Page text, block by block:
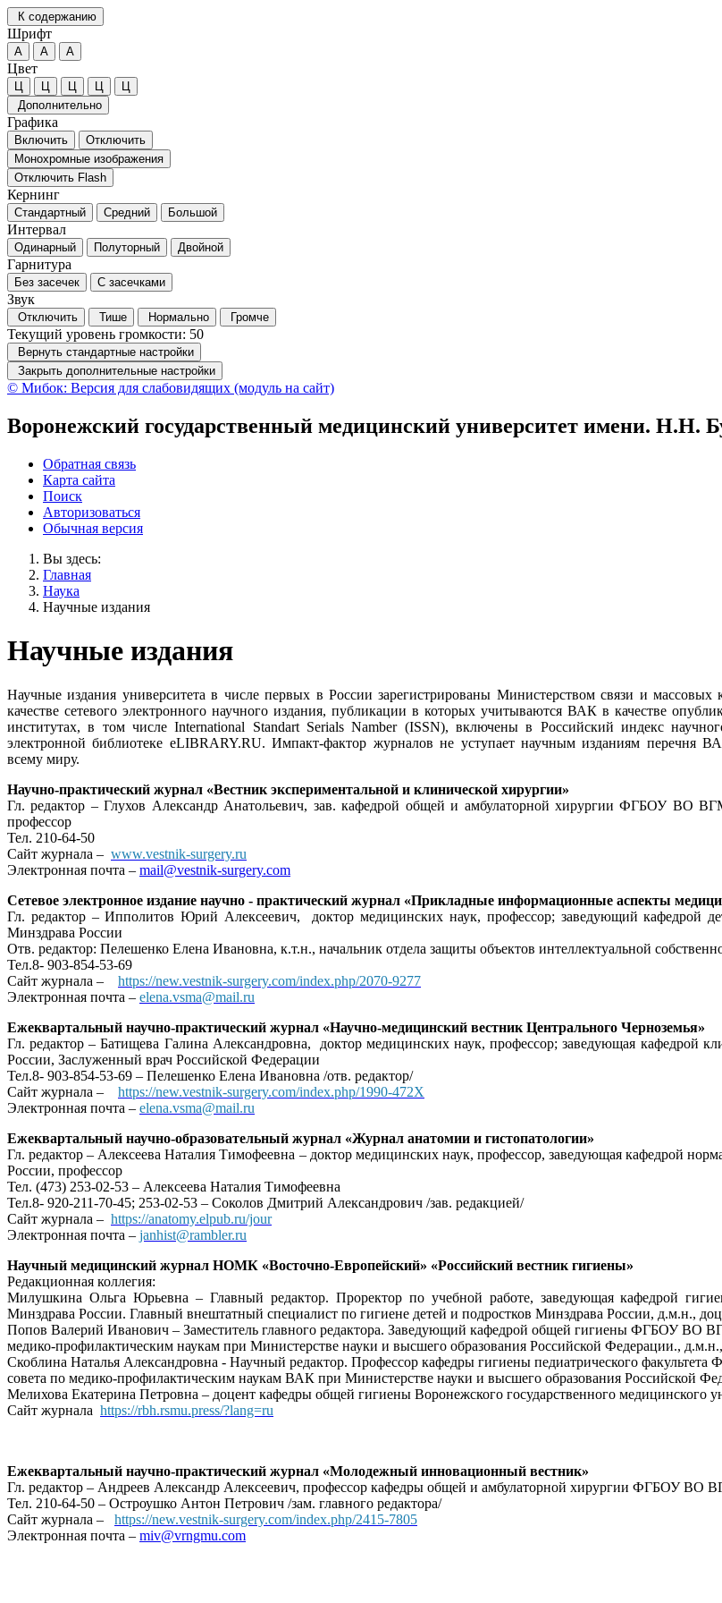
К содержанию
Шрифт
А А А
Цвет
Ц Ц Ц Ц
Ц
Дополнительно
Графика
Включить
Отключить
Монохромные изображения
Отключить Flash
Кернинг
Стандартный Средний Большой
Интервал
Одинарный Полуторный Двойной
Гарнитура
Без засечек С засечками
Звук
Отключить Тише Нормально Громче
Текущий уровень громкости: 50
Вернуть стандартные настройки
Закрыть дополнительные настройки
© Мибок: Версия для слабовидящих (модуль на сайт)
Воронежский государственный медицинский университет имени. Н.Н.
Обратная связь
Карта сайта
Поиск
Авторизоваться
Обычная версия
Вы здесь:
Главная
Наука
Научные издания
Научные издания
Научные издания университета в числе первых в России зарегистрированы Министерством связи и
качестве сетевого электронного научного издания, публикации в которых учитываются ВАК в качестве
институтах, в том числе International Standart Serials Namber (ISSN), включены в Российский индекс
электронной библиотеке eLIBRARY.RU. Импакт-фактор журналов не уступает научным изданиям
всему миру.
Научно-практический журнал «Вестник экспериментальной и клинической хирургии»
Гл. редактор – Глухов Александр Анатольевич, зав. кафедрой общей и амбулаторной хирургии ФГБОУ ВО
профессор
Тел. 210-64-50
Сайт журнала – www.vestnik-surgery.ru
Электронная почта – mail@vestnik-surgery.com
Сетевое электронное издание научно - практический журнал «Прикладные информационные аспекты
Гл. редактор – Ипполитов Юрий Алексеевич, доктор медицинских наук, профессор; заведующий
Минздрава России
Отв. редактор: Пелешенко Елена Ивановна, к.т.н., начальник отдела защиты объектов интеллектуальной
Тел.8- 903-854-53-69
Сайт журнала – https://new.vestnik-surgery.com/index.php/2070-9277
Электронная почта – elena.vsma@mail.ru
Ежеквартальный научно-практический журнал «Научно-медицинский вестник Центрального Черноземья»
Гл. редактор – Батищева Галина Александровна, доктор медицинских наук, профессор; заведующая
России, Заслуженный врач Российской Федерации
Тел.8- 903-854-53-69 – Пелешенко Елена Ивановна /отв. редактор/
Сайт журнала – https://new.vestnik-surgery.com/index.php/1990-472X
Электронная почта – elena.vsma@mail.ru
Ежеквартальный научно-образовательный журнал «Журнал анатомии и гистопатологии»
Гл. редактор – Алексеева Наталия Тимофеевна – доктор медицинских наук, профессор, заведующая кафедрой
России, профессор
Тел. (473) 253-02-53 – Алексеева Наталия Тимофеевна
Тел.8- 920-211-70-45; 253-02-53 – Соколов Дмитрий Александрович /зав. редакцией/
Сайт журнала – https://anatomy.elpub.ru/jour
Электронная почта – janhist@rambler.ru
Научный медицинский журнал НОМК «Восточно-Европейский» «Российский вестник гигиены»
Редакционная коллегия:
Милушкина Ольга Юрьевна – Главный редактор. Проректор по учебной работе, заведующая кафедрой
Минздрава России. Главный внештатный специалист по гигиене детей и подростков Минздрава России, д.м.н.,
Попов Валерий Иванович – Заместитель главного редактора. Заведующий кафедрой общей гигиены ФГБОУ ВО
медико-профилактическим наукам при Министерстве науки и высшего образования Российской Федерации.,
Скоблина Наталья Александровна - Научный редактор. Профессор кафедры гигиены педиатрического
совета по медико-профилактическим наукам ВАК при Министерстве науки и высшего образования Российской
Мелихова Екатерина Петровна – доцент кафедры общей гигиены Воронежского государственного медицинского
Сайт журнала https://rbh.rsmu.press/?lang=ru
Ежеквартальный научно-практический журнал «Молодежный инновационный вестник»
Гл. редактор – Андреев Александр Алексеевич, профессор кафедры общей и амбулаторной хирургии ФГБОУ
Тел. 210-64-50 – Остроушко Антон Петрович /зам. главного редактора/
Сайт журнала – https://new.vestnik-surgery.com/index.php/2415-7805
Электронная почта – miv@vrngmu.com